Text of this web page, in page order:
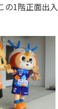
の1階正面出